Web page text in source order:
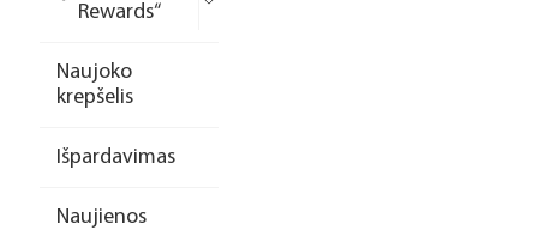
Rewards“
Naujoko
krepšelis
Išpardavimas
Naujienos